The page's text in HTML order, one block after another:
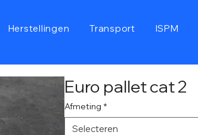
Herstellingen Transport ISPM
Euro pallet cat 2
Afmeting *
Selecteren